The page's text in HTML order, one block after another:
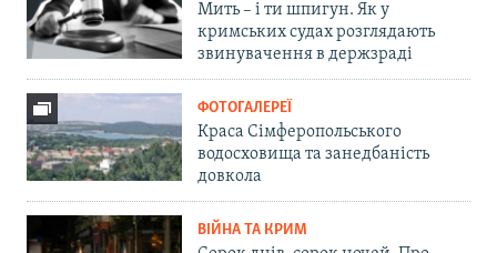
Мить – і ти шпигун. Як у
кримських судах розглядають
звинувачення в держзраді
ФОТОГАЛЕРЕЇ
Краса Сімферопольського
водосховища та занедбаність
довкола
ВІЙНА ТА КРИМ